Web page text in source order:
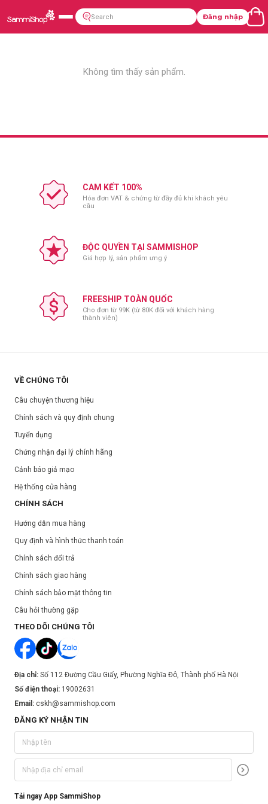
Đăng nhập
Không tìm thấy sản phẩm.
CAM KẾT 100%
Hóa đơn VAT & chứng từ đầy đủ khi khách yêu
cầu
ĐỘC QUYỀN TẠI SAMMISHOP
Giá hợp lý, sản phẩm ưng ý
FREESHIP TOÀN QUỐC
Cho đơn từ 99K (từ 80K đối với khách hàng
thành viên)
VỀ CHÚNG TÔI
Câu chuyện thương hiệu
Chính sách và quy định chung
Tuyển dụng
Chứng nhận đại lý chính hãng
Cảnh báo giả mạo
Hệ thống cửa hàng
CHÍNH SÁCH
Hướng dẫn mua hàng
Quy định và hình thức thanh toán
Chính sách đổi trả
Chính sách giao hàng
Chính sách bảo mật thông tin
Câu hỏi thường gặp
THEO DÕI CHÚNG TÔI
Địa chỉ: Số 112 Đường Cầu Giấy, Phường Nghĩa Đô, Thành phố Hà Nội
Số điện thoại: 19002631
Email: cskh@sammishop.com
ĐĂNG KÝ NHẬN TIN
Tải ngay App SammiShop